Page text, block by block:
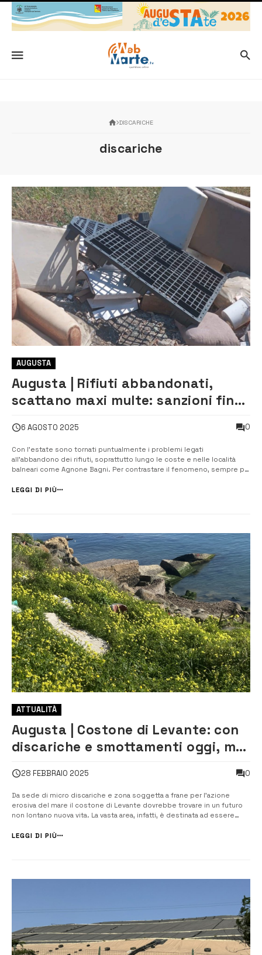
DISCARICHE
discariche
AUGUSTA
Augusta | Rifiuti abbandonati,
scattano maxi multe: sanzioni fino
6 AGOSTO 2025 0
Con l’estate sono tornati puntualmente i problemi legati
all’abbandono dei rifiuti, soprattutto lungo le coste e nelle località
balneari come Agnone Bagni. Per contrastare il fenomeno, sempre più
un’ordinanza urgente che introduce sanzioni più pesanti per chi
LEGGI DI PIÙ
ATTUALITÀ
Augusta | Costone di Levante: con
discariche e smottamenti oggi, ma
28 FEBBRAIO 2025 0
Da sede di micro discariche e zona soggetta a frane per l’azione
erosiva del mare il costone di Levante dovrebbe trovare in un futuro
non lontano nuova vita. La vasta area, infatti, è destinata ad essere
redatto e che da tempo figura nel piano triennale delle opere […]
LEGGI DI PIÙ